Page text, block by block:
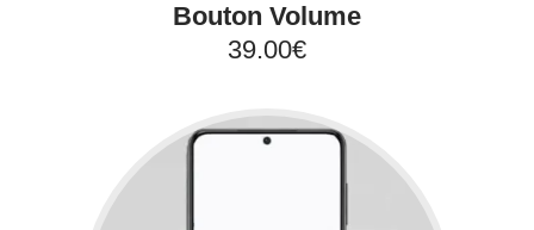
Bouton Volume
39.00€